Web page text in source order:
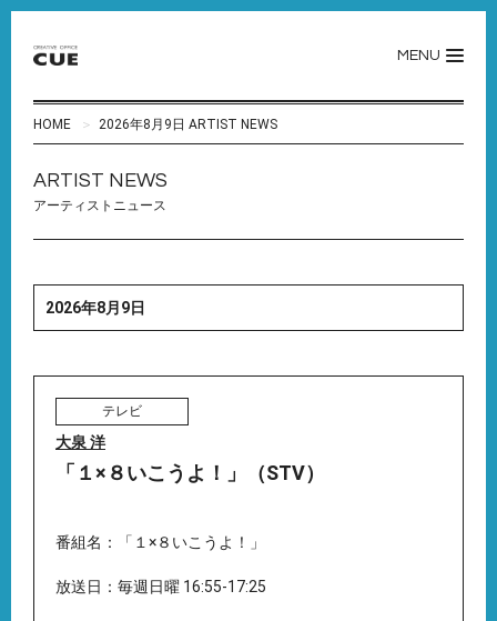
MENU
HOME 2026年8月9日 ARTIST NEWS
ARTIST NEWS
アーティストニュース
2026年8月9日
テレビ
大泉 洋
「１×８いこうよ！」（STV）
番組名：「１×８いこうよ！」
放送日：毎週日曜 16:55-17:25